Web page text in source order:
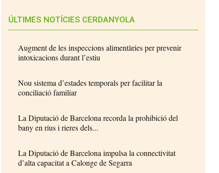
ÚLTIMES NOTÍCIES CERDANYOLA
Augment de les inspeccions alimentàries per prevenir
intoxicacions durant l’estiu
Nou sistema d’estades temporals per facilitar la
conciliació familiar
La Diputació de Barcelona recorda la prohibició del
bany en rius i rieres dels...
La Diputació de Barcelona impulsa la connectivitat
d’alta capacitat a Calonge de Segarra